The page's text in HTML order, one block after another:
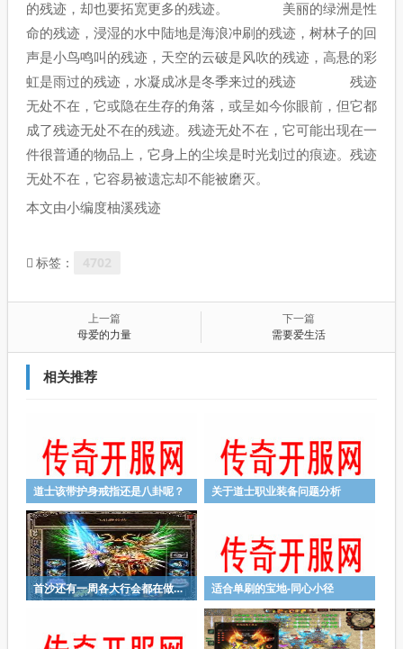
的残迹，却也要拓宽更多的残迹。 美丽的绿洲是性
命的残迹，浸湿的水中陆地是海浪冲刷的残迹，树林子的回
声是小鸟鸣叫的残迹，天空的云破是风吹的残迹，高悬的彩
虹是雨过的残迹，水凝成冰是冬季来过的残迹 残迹
无处不在，它或隐在生存的角落，或呈如今你眼前，但它都
成了残迹无处不在的残迹。残迹无处不在，它可能出现在一
件很普通的物品上，它身上的尘埃是时光划过的痕迹。残迹
无处不在，它容易被遗忘却不能被磨灭。
本文由小编度柚溪残迹
标签：
上一篇
母爱的力量
下一篇
需要爱生活
相关推荐
道士该带护身戒指还是八卦呢？ 关于道士职业装备问题分析
首沙还有一周各大行会都在做什么 适合单刷的宝地-同心小径